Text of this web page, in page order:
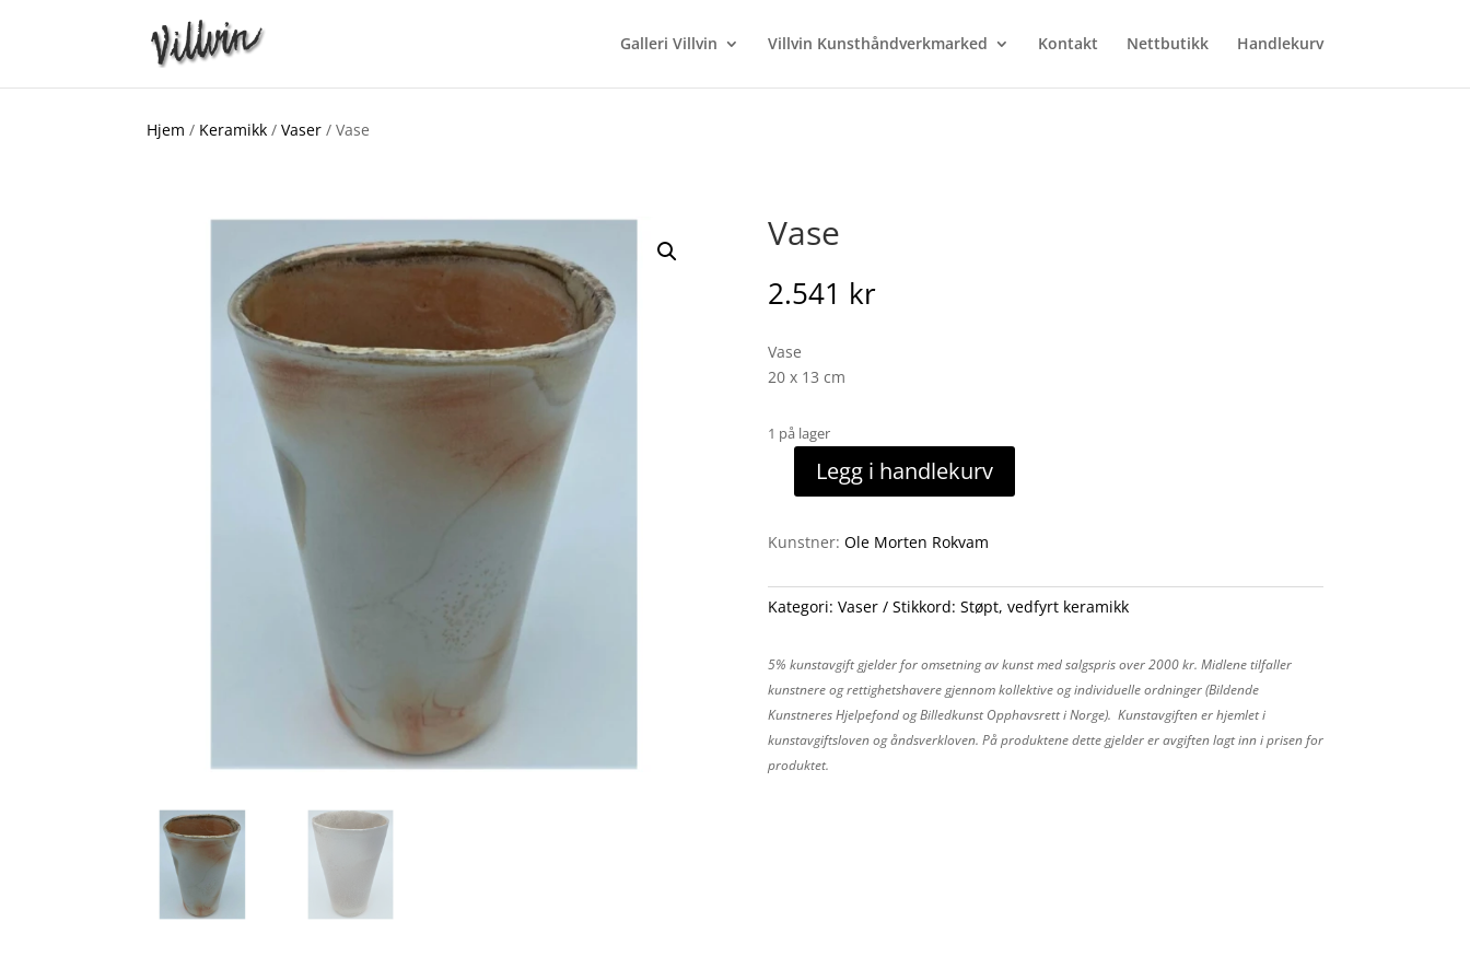
Galleri Villvin Villvin Kunsthåndverkmarked Kontakt Nettbutikk Handlekurv
Hjem / Keramikk /Vaser / Vase
Vase
2.541 kr
Vase
20 x 13 cm
1 på lager
Legg i handlekurv
Kunstner: Ole Morten Rokvam
Kategori: Vaser Stikkord: Støpt, vedfyrt keramikk
5% kunstavgift gjelder for omsetning av kunst med salgspris over 2000 kr. Midlene tilfaller
kunstnere og rettighetshavere gjennom kollektive og individuelle ordninger (Bildende
Kunstneres Hjelpefond og Billedkunst Opphavsrett i Norge). Kunstavgiften er hjemlet i
kunstavgiftsloven og åndsverkloven. På produktene dette gjelder er avgiften lagt inn i prisen for
produktet.